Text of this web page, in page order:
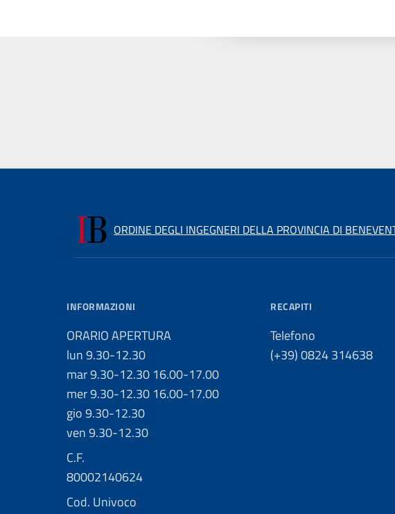
ORDINE DEGLI INGEGNERI DELLA PROVINCIA DI
INFORMAZIONI
ORARIO APERTURA
lun 9.30-12.30
mar 9.30-12.30 16.00-17.00
mer 9.30-12.30 16.00-17.00
gio 9.30-12.30
ven 9.30-12.30
C.F.
80002140624
Cod. Univoco
RECAPITI
Telefono
(+39) 0824 314638